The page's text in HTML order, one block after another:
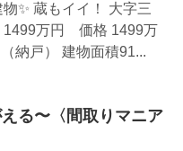
✨ 蔵もイイ！ 大字三
1499万円 価格 1499万
納戸） 建物面積91...
る〜〈間取りマニア